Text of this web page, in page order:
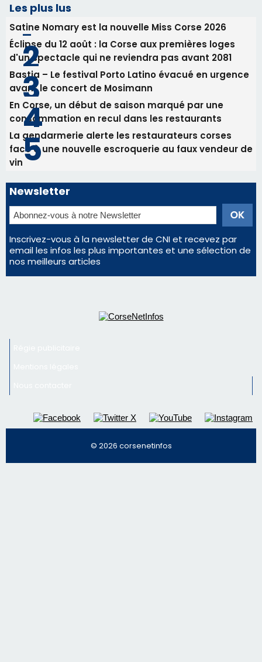
Les plus lus
Satine Nomary est la nouvelle Miss Corse 2026
Éclipse du 12 août : la Corse aux premières loges
d'un spectacle qui ne reviendra pas avant 2081
Bastia – Le festival Porto Latino évacué en urgence
avant le concert de Mosimann
En Corse, un début de saison marqué par une
consommation en recul dans les restaurants
La gendarmerie alerte les restaurateurs corses
face à une nouvelle escroquerie au faux vendeur de
vin
Newsletter
Inscrivez-vous à la newsletter de CNI et recevez par
email les infos les plus importantes et une sélection de
nos meilleurs articles
© 2026 corsenetinfos